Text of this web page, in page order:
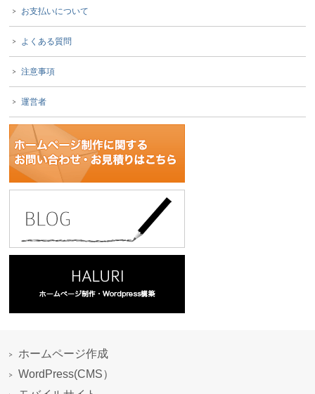
お支払いについて
よくある質問
注意事項
運営者
ホームページ作成
WordPress(CMS）